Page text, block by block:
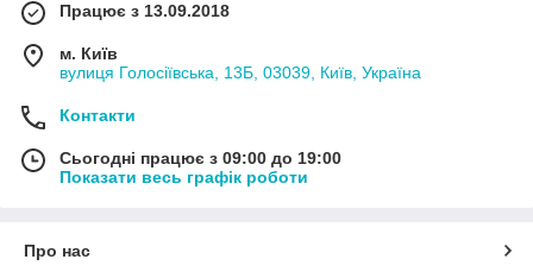
Працює з 13.09.2018
м. Київ
вулиця Голосіївська, 13Б, 03039, Київ, Україна
Контакти
Сьогодні працює з 09:00 до 19:00
Показати весь графік роботи
Про нас